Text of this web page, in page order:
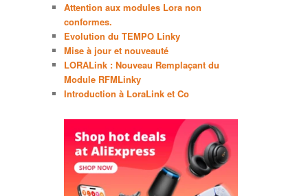
Attention aux modules Lora non
conformes.
Evolution du TEMPO Linky
Mise à jour et nouveauté
LORALink : Nouveau Remplaçant du
Module RFMLinky
Introduction à LoraLink et Co